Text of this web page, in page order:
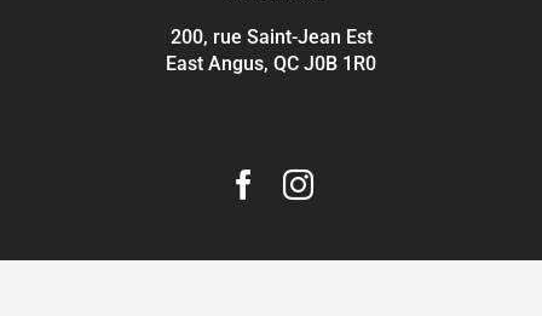
200, rue Saint-Jean Est
East Angus, QC J0B 1R0